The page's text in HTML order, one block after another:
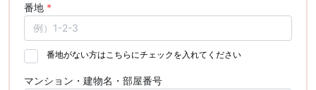
番地 *
番地がない方はこちらにチェックを入れてください
マンション・建物名・部屋番号